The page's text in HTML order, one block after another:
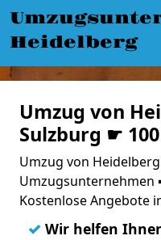
Heidelberg
Umzug von
Sulzburg ☛
Umzug von
Umzugsunternehmen
Kostenlose Angebote
✓ Wir helfen